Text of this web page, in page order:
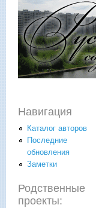
Навигация
Каталог авторов
Последние
обновления
Заметки
Родственные
проекты: